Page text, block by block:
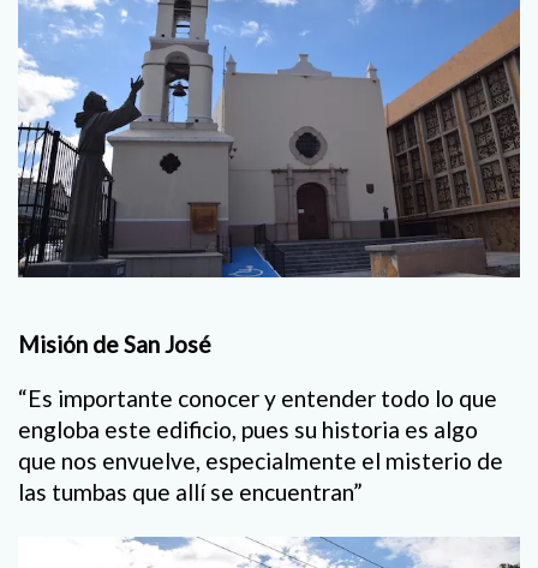
Misión de San José
“Es importante conocer y entender todo lo que
engloba este edificio, pues su historia es algo
que nos envuelve, especialmente el misterio de
las tumbas que allí se encuentran”